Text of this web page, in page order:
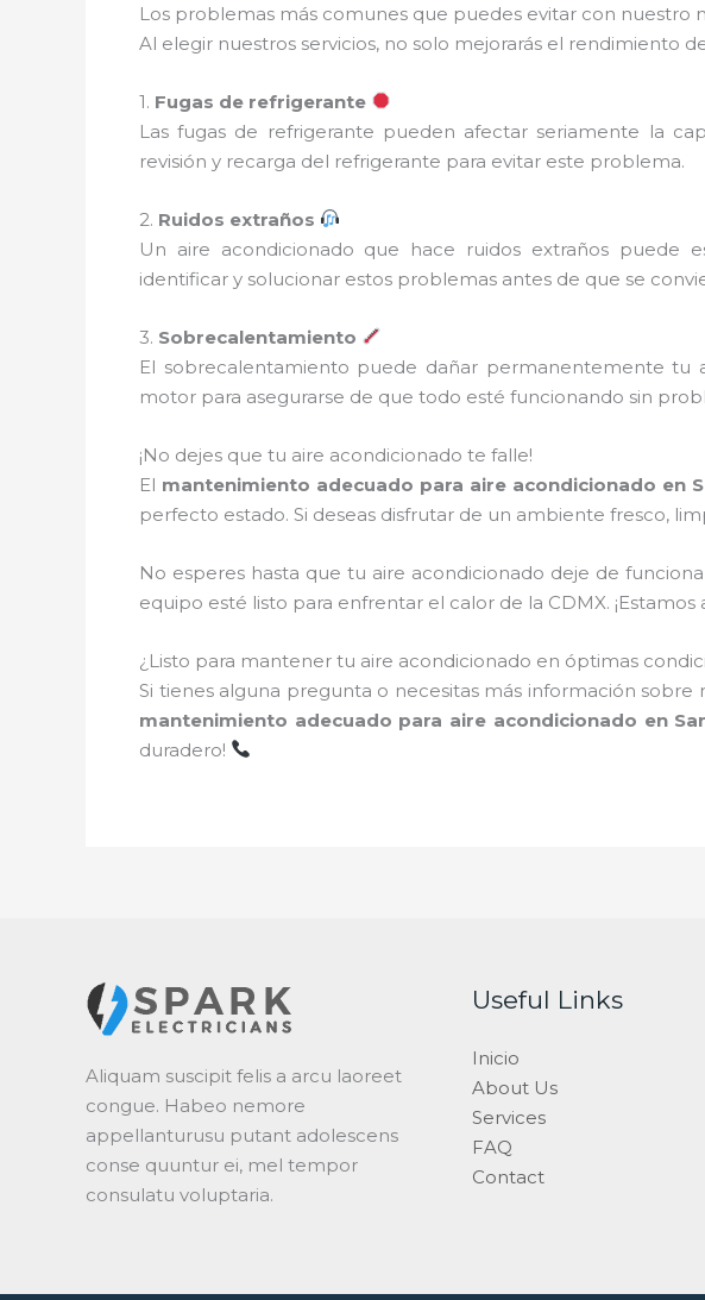
Los problemas más comunes que puedes evitar con nuestro
Al elegir nuestros servicios, no solo mejorarás el rendimiento
1. Fugas de refrigerante
Las fugas de refrigerante pueden afectar seriamente la
revisión y recarga del refrigerante para evitar este problema.
2. Ruidos extraños
Un aire acondicionado que hace ruidos extraños puede
identificar y solucionar estos problemas antes de que se
3. Sobrecalentamiento
El sobrecalentamiento puede dañar permanentemente tu
motor para asegurarse de que todo esté funcionando sin
¡No dejes que tu aire acondicionado te falle!
El mantenimiento adecuado para aire acondicionado en
perfecto estado. Si deseas disfrutar de un ambiente fresco,
No esperes hasta que tu aire acondicionado deje de
equipo esté listo para enfrentar el calor de la CDMX.
¿Listo para mantener tu aire acondicionado en óptimas
Si tienes alguna pregunta o necesitas más información
mantenimiento adecuado para aire acondicionado en
duradero!
Aliquam suscipit felis a arcu laoreet
congue. Habeo nemore
appellanturusu putant adolescens
conse quuntur ei, mel tempor
consulatu voluptaria.
Useful Links
Inicio
About Us
Services
FAQ
Contact